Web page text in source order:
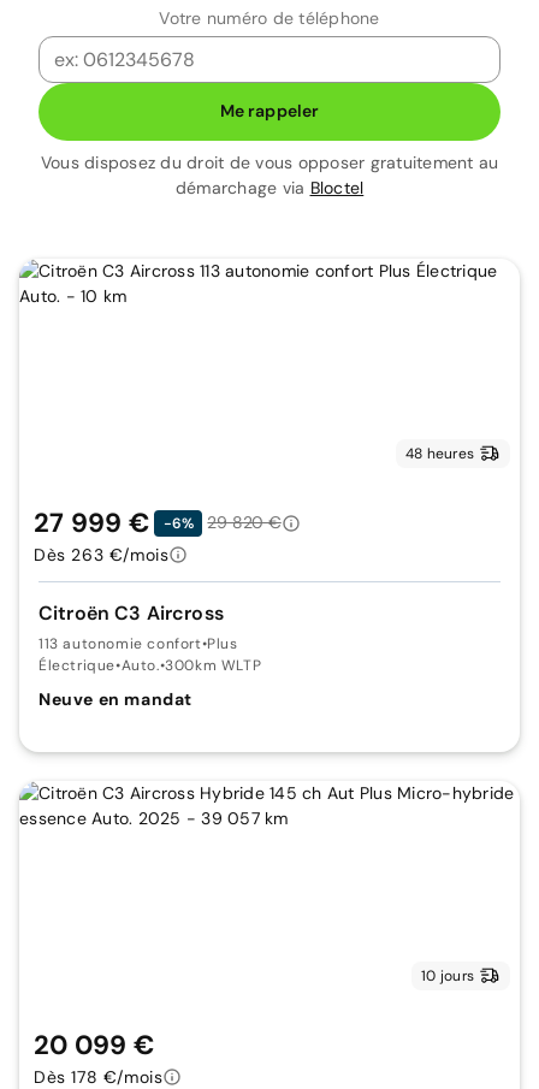
Votre numéro de téléphone
Me rappeler
Vous disposez du droit de vous opposer gratuitement au
démarchage via Bloctel
48 heures
Citroën C3 Aircross
113 autonomie confort•Plus
Électrique•Auto.•300km WLTP
Neuve en mandat
27 999 € -6%
29 820 €
Dès 263 €/mois
10 jours
20 099 €
Dès 178 €/mois